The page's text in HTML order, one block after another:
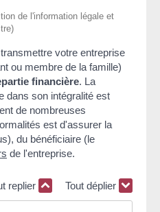
de l'information légale et
votre entreprise
ou membre de la famille)
financière. La
dans son intégralité est
de nombreuses
est d'assurer la
du bénéficiaire (le
de l'entreprise.
replier Tout déplier